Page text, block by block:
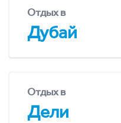
Отдых в
Дубай
Отдых в
Дели